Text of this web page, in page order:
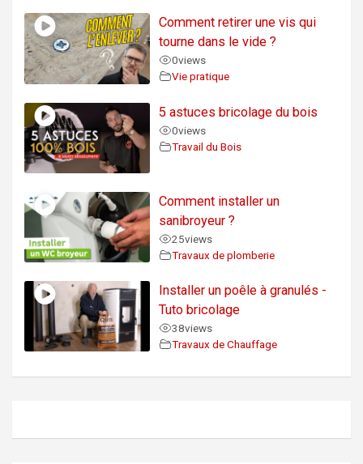
Comment retirer une vis qui
tourne dans le vide ?
0views
Vie pratique
5 astuces bricolage du bois
0views
Travail du Bois
Comment installer un
sanibroyeur ?
25views
Travaux de plomberie
Installer un poêle à granulés -
Tuto bricolage
38views
Travaux de Chauffage